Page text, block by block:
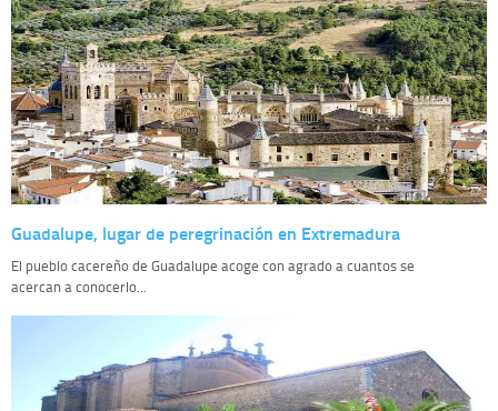
Guadalupe, lugar de peregrinación en Extremadura
El pueblo cacereño de Guadalupe acoge con agrado a cuantos se
acercan a conocerlo...